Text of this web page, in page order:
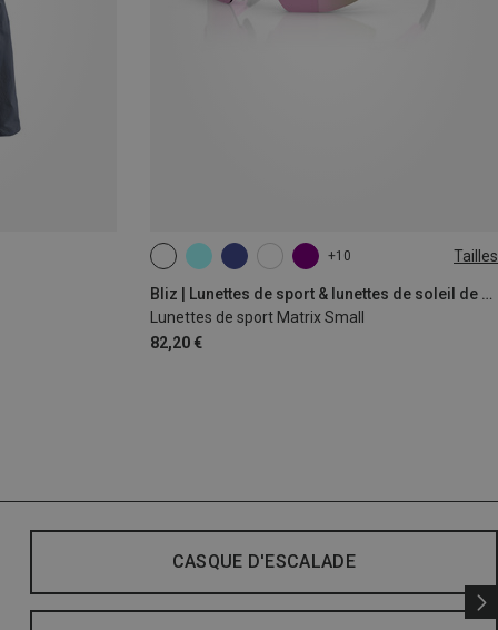
+10 Tailles
Bliz | Lunettes de sport & lunettes de soleil de sport
Lunettes de sport Matrix Small
82,20 €
ONE SIZE
CASQUE D'ESCALADE